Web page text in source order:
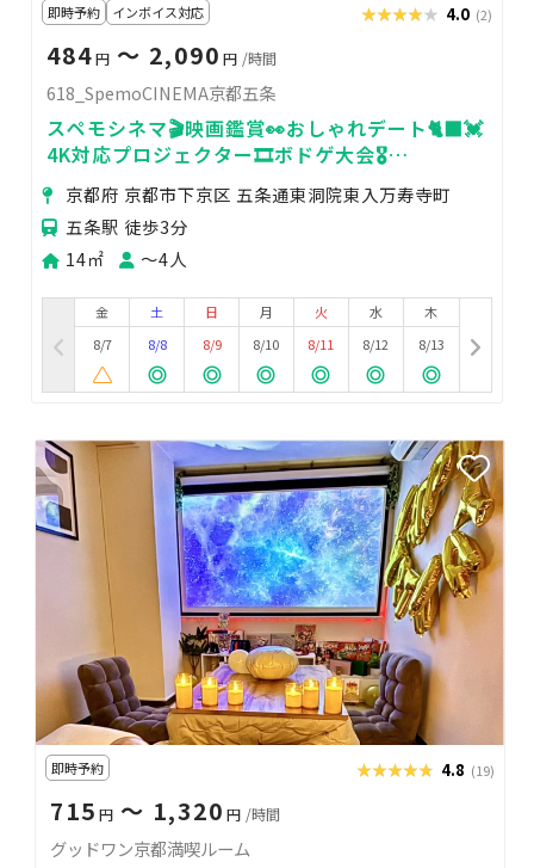
即時予約 インボイス対応 ★★★★★
★★★★★ 4.0 (2)
484 円 〜 2,090 円 /時間
618_SpemoCINEMA京都五条
スペモシネマ🎬映画鑑賞👀おしゃれデート🐈‍⬛💓
4K対応プロジェクター🎞ボドゲ大会🎖️
618_SpemoCINEMA京都五条
京都府 京都市下京区 五条通東洞院東入万寿寺町
五条駅 徒歩3分
14㎡
〜4人
金
8/7
土
8/8
日
8/9
月
8/10
火
8/11
水
8/12
木
8/13
即時予約 ★★★★★
★★★★★ 4.8 (19)
715 円〜 1,320 円 /時間
グッドワン京都満喫ルーム